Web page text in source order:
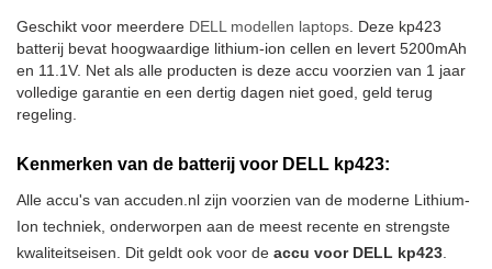
Geschikt voor meerdere DELL modellen laptops . Deze kp423
batterij bevat hoogwaardige lithium-ion cellen en levert 5200mAh
en 11.1V. Net als alle producten is deze accu voorzien van 1 jaar
volledige garantie en een dertig dagen niet goed, geld terug
regeling.
Kenmerken van de batterij voor DELL kp423:
Alle accu's van accuden.nl zijn voorzien van de moderne Lithium-
Ion techniek, onderworpen aan de meest recente en strengste
kwaliteitseisen. Dit geldt ook voor de accu voor DELL kp423